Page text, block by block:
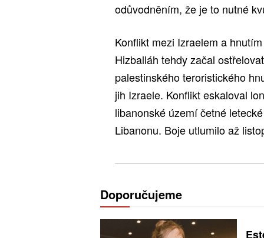
odůvodněním, že je to nutné
Konflikt mezi Izraelem a
Hizballáh tehdy začal
palestinského teroristického
jih Izraele. Konflikt eskaloval
libanonské území četné
Libanonu. Boje utlumilo až
Doporučujeme